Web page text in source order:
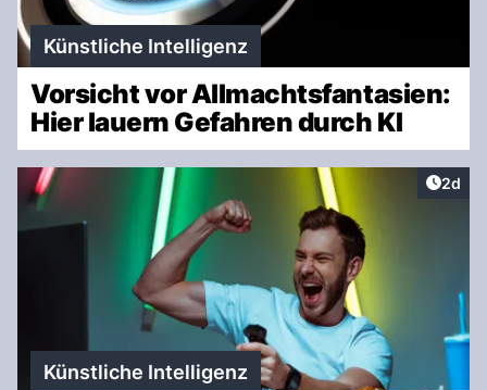
Künstliche Intelligenz
Vorsicht vor Allmachtsfantasien:
Hier lauern Gefahren durch KI
2d
Künstliche Intelligenz